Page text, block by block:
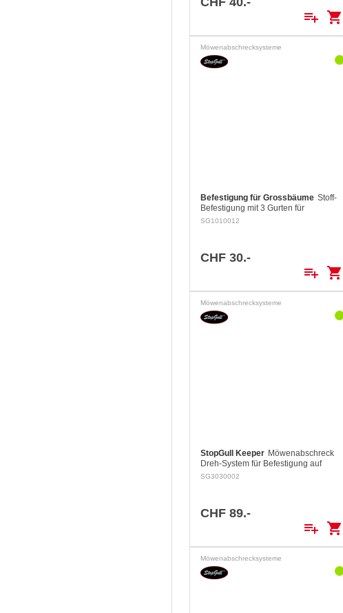
playlist_add shopping_cart
Möwenabschrecksysteme
Befestigung für Grossbäume Stoff-
Befestigung mit 3 Gurten für
Grossbäume.
SG1010012
CHF 30.-
playlist_add shopping_cart
Möwenabschrecksysteme
StopGull Keeper Möwenabschreck
Dreh-System für Befestigung auf
Radar oder Antennen. Befestigung mit
SG3030002
CHF 89.-
playlist_add shopping_cart
Möwenabschrecksysteme